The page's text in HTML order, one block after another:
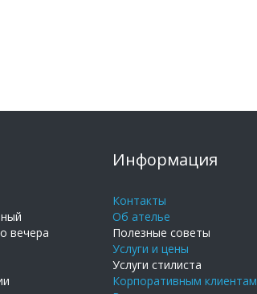
вечера
Информация
Контакты
Об ателье
Полезные советы
Услуги и цены
Услуги стилиста
Корпоративным клиентам